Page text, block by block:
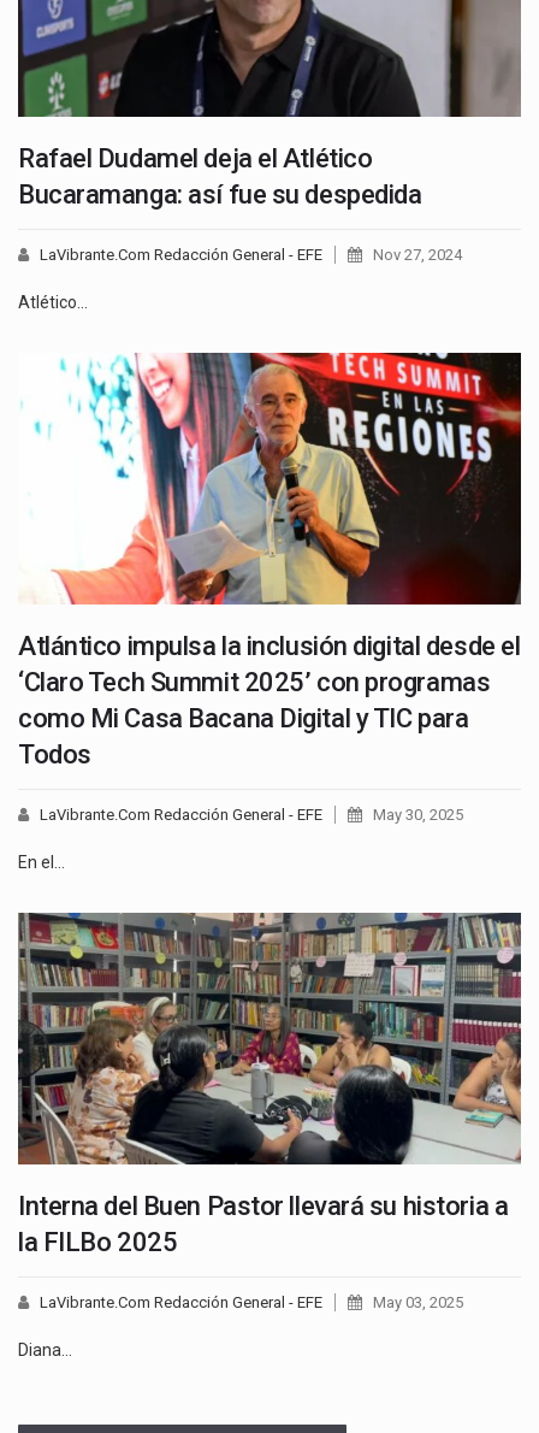
Rafael Dudamel deja el Atlético
Bucaramanga: así fue su despedida
LaVibrante.Com Redacción General - EFE Nov 27, 2024
Atlético…
Atlántico impulsa la inclusión digital desde el
‘Claro Tech Summit 2025’ con programas
como Mi Casa Bacana Digital y TIC para
Todos
LaVibrante.Com Redacción General - EFE May 30, 2025
En el…
Interna del Buen Pastor llevará su historia a
la FILBo 2025
LaVibrante.Com Redacción General - EFE May 03, 2025
Diana…